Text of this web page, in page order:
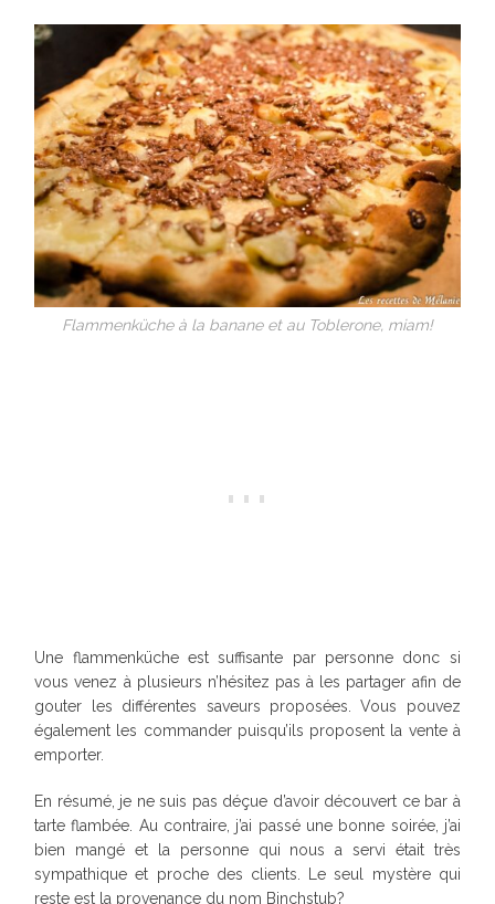
Flammenküche à la banane et au Toblerone, miam!
Une flammenküche est suffisante par personne donc si
vous venez à plusieurs n’hésitez pas à les partager afin de
gouter les différentes saveurs proposées. Vous pouvez
également les commander puisqu’ils proposent la vente à
emporter.
En résumé, je ne suis pas déçue d’avoir découvert ce bar à
tarte flambée. Au contraire, j’ai passé une bonne soirée, j’ai
bien mangé et la personne qui nous a servi était très
sympathique et proche des clients. Le seul mystère qui
reste est la provenance du nom Binchstub?